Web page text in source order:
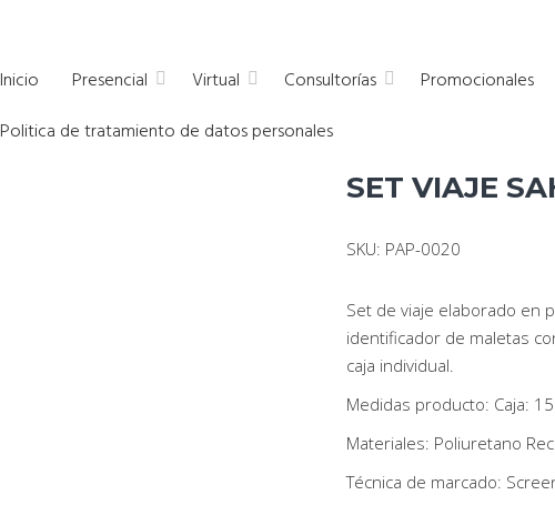
Inicio Presencial Virtual Consultorías Promocionales
Politica de tratamiento de datos personales
SET VIAJE
SKU: PAP-0020
Set de viaje elaborado en
identificador de maletas
caja individual.
Medidas producto: Caja:
Materiales: Poliuretano
Técnica de marcado: